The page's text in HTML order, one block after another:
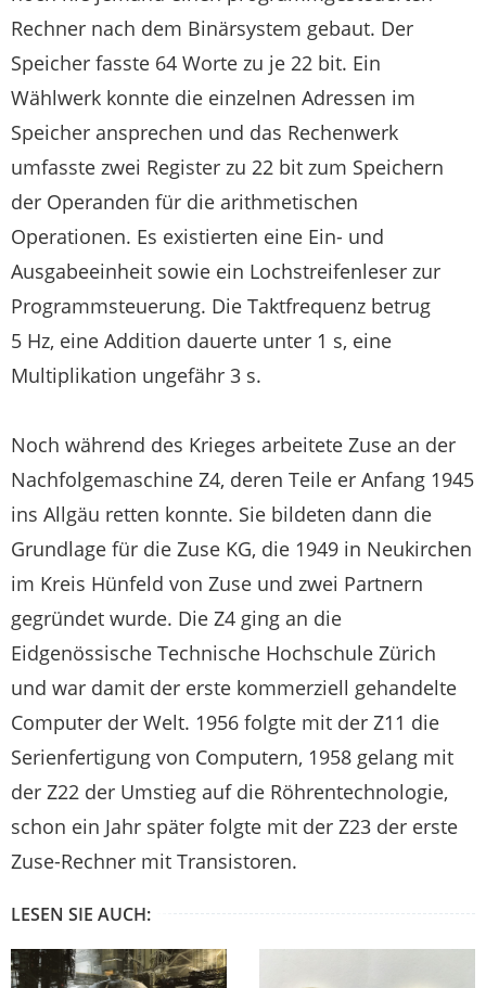
Rechner nach dem Binärsystem gebaut. Der
Speicher fasste 64 Worte zu je 22 bit. Ein
Wählwerk konnte die einzelnen Adressen im
Speicher ansprechen und das Rechenwerk
umfasste zwei Register zu 22 bit zum Speichern
der Operanden für die arithmetischen
Operationen. Es existierten eine Ein- und
Ausgabeeinheit sowie ein Lochstreifenleser zur
Programmsteuerung. Die Taktfrequenz betrug
5 Hz, eine Addition dauerte unter 1 s, eine
Multiplikation ungefähr 3 s.
Noch während des Krieges arbeitete Zuse an der
Nachfolgemaschine Z4, deren Teile er Anfang 1945
ins Allgäu retten konnte. Sie bildeten dann die
Grundlage für die Zuse KG, die 1949 in Neukirchen
im Kreis Hünfeld von Zuse und zwei Partnern
gegründet wurde. Die Z4 ging an die
Eidgenössische Technische Hochschule Zürich
und war damit der erste kommerziell gehandelte
Computer der Welt. 1956 folgte mit der Z11 die
Serienfertigung von Computern, 1958 gelang mit
der Z22 der Umstieg auf die Röhrentechnologie,
schon ein Jahr später folgte mit der Z23 der erste
Zuse-Rechner mit Transistoren.
LESEN SIE AUCH: